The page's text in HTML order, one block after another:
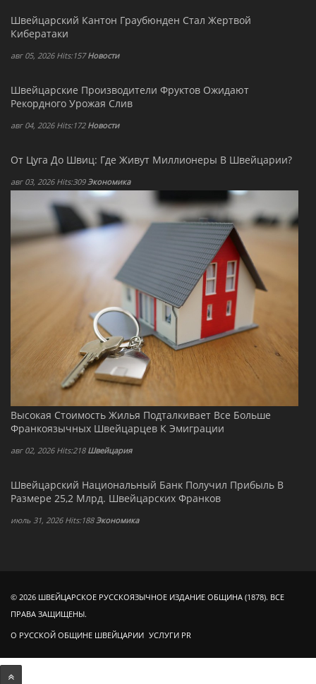
Швейцарский Кантон Граубюнден Стал Жертвой
Кибератаки
авг 05, 2026 Hits:157Новости
Швейцарские Производители Фруктов Ожидают
Рекордного Урожая Слив
авг 04, 2026 Hits:172 Новости
От Цуга До Швиц: Где Живут Миллионеры В Швейцарии?
авг 03, 2026 Hits:309 Экономика
Высокая Стоимость Жилья Подталкивает Все Больше
Франкоязычных Швейцарцев К Эмиграции
авг 02, 2026 Hits:218 Швейцария
Швейцарский Национальный Банк Получил Прибыль В
Размере 25,2 Млрд. Швейцарских Франков
июль 31, 2026 Hits:188Экономика
© 2026 ШВЕЙЦАРСКОЕ РУССКОЯЗЫЧНОЕ ИЗДАНИЕ ОБЩИНА (1878). ВСЕ
ПРАВА ЗАЩИЩЕНЫ.
О РУССКОЙ ОБЩИНЕ ШВЕЙЦАРИИ УСЛУГИ PR